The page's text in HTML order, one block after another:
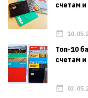
счетам
Топ-10
счетам